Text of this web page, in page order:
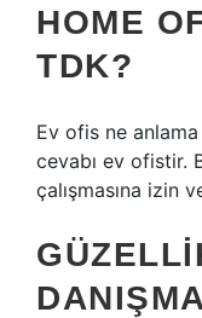
HOME
TDK?
Ev ofis ne
cevabı ev ofistir.
çalışmasına izin